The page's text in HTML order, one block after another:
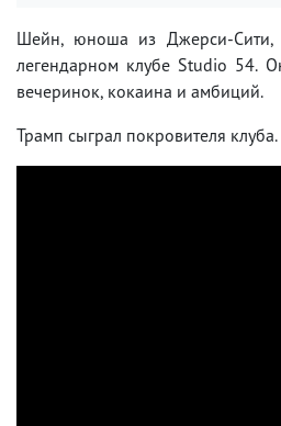
Шейн, юноша из Джерси-Сити,
легендарном клубе Studio 54.
вечеринок, кокаина и амбиций.
Трамп сыграл покровителя клуба.